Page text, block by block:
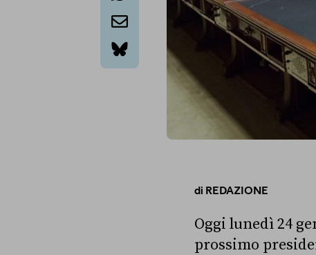
bluesky
di REDAZIONE
Oggi lunedì 24
prossimo